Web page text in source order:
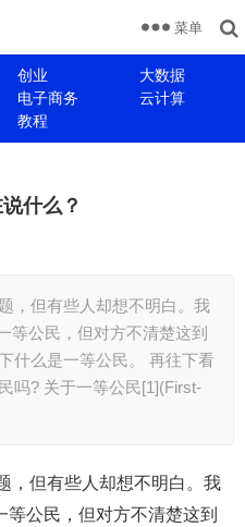
创业
大数据
电子商务
云计算
教程
菜单
什么？
，但有些人却想不明白。我
等公民，但对方不清楚这到
什么是一等公民。 再往下看
吗? 关于一等公民[1](First-
，但有些人却想不明白。我
公民，但对方不清楚这到